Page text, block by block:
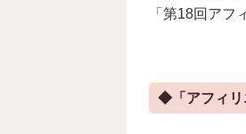
「第18回ア
◆「アフィリ